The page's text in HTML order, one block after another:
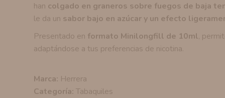
han colgado en graneros sobre fuegos de baja
le da un sabor bajo en azúcar y un efecto
Presentado en formato Minilongfill de 10ml,
adaptándose a tus preferencias de nicotina.
Marca: Herrera
Categoría: Tabaquiles